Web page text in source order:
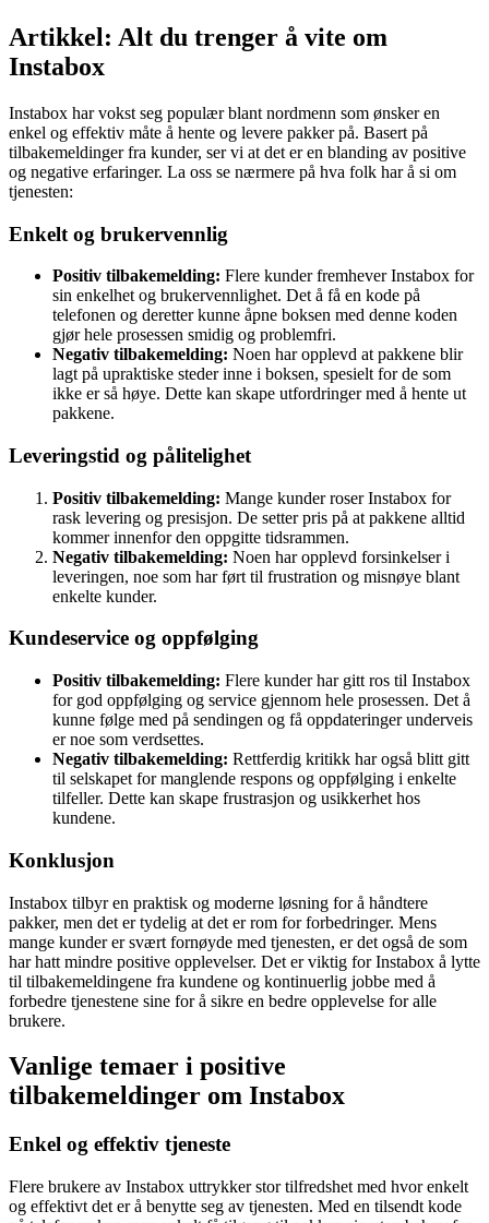
Artikkel: Alt du trenger å vite om
Instabox
Instabox har vokst seg populær blant nordmenn som ønsker en
enkel og effektiv måte å hente og levere pakker på. Basert på
tilbakemeldinger fra kunder, ser vi at det er en blanding av positive
og negative erfaringer. La oss se nærmere på hva folk har å si om
tjenesten:
Enkelt og brukervennlig
Positiv tilbakemelding: Flere kunder fremhever Instabox for
sin enkelhet og brukervennlighet. Det å få en kode på
telefonen og deretter kunne åpne boksen med denne koden
gjør hele prosessen smidig og problemfri.
Negativ tilbakemelding: Noen har opplevd at pakkene blir
lagt på upraktiske steder inne i boksen, spesielt for de som
ikke er så høye. Dette kan skape utfordringer med å hente ut
pakkene.
Leveringstid og pålitelighet
Positiv tilbakemelding: Mange kunder roser Instabox for
rask levering og presisjon. De setter pris på at pakkene alltid
kommer innenfor den oppgitte tidsrammen.
Negativ tilbakemelding: Noen har opplevd forsinkelser i
leveringen, noe som har ført til frustration og misnøye blant
enkelte kunder.
Kundeservice og oppfølging
Positiv tilbakemelding: Flere kunder har gitt ros til Instabox
for god oppfølging og service gjennom hele prosessen. Det å
kunne følge med på sendingen og få oppdateringer underveis
er noe som verdsettes.
Negativ tilbakemelding: Rettferdig kritikk har også blitt gitt
til selskapet for manglende respons og oppfølging i enkelte
tilfeller. Dette kan skape frustrasjon og usikkerhet hos
kundene.
Konklusjon
Instabox tilbyr en praktisk og moderne løsning for å håndtere
pakker, men det er tydelig at det er rom for forbedringer. Mens
mange kunder er svært fornøyde med tjenesten, er det også de som
har hatt mindre positive opplevelser. Det er viktig for Instabox å lytte
til tilbakemeldingene fra kundene og kontinuerlig jobbe med å
forbedre tjenestene sine for å sikre en bedre opplevelse for alle
brukere.
Vanlige temaer i positive
tilbakemeldinger om Instabox
Enkel og effektiv tjeneste
Flere brukere av Instabox uttrykker stor tilfredshet med hvor enkelt
og effektivt det er å benytte seg av tjenesten. Med en tilsendt kode